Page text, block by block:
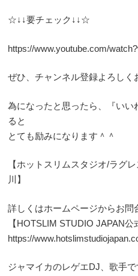
☆↓↓要チェック↓↓☆
https://www.youtube.com/
ぜひ、チャンネル登録よろしく
為になったと思ったら、『い
ると
とても励みになります＾＾
【ホットスリムスタジオ/ラグ
川】
詳しくはホームページからお問
【HOTSLIM STUDIO JAPAN公
https://
ジャマイカのレゲエDJ、歌手で